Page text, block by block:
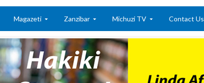
Magazeti Zanzibar Michuzi TV Contact Us